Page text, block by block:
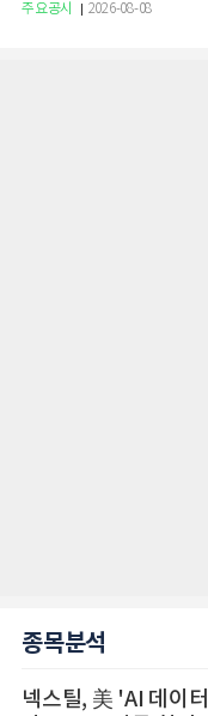
주요공시 2026-08-08
종목분석
넥스틸, 美 'AI 데이